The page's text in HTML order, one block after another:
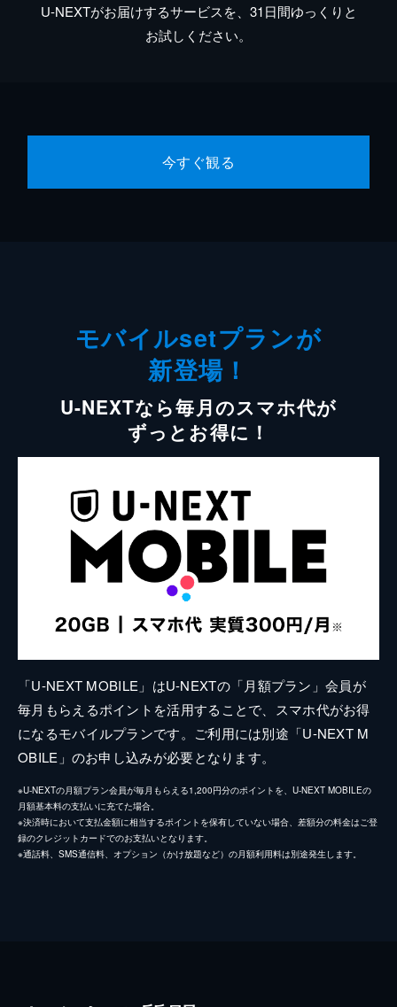
U-NEXTがお届けするサービスを、31日間ゆっくりと
お試しください。
今すぐ観る
モバイルsetプランが
新登場！
U-NEXTなら毎月のスマホ代が
ずっとお得に！
「U-NEXT MOBILE」はU-NEXTの「月額プラン」会員が
毎月もらえるポイントを活用することで、スマホ代がお得
になるモバイルプランです。ご利用には別途「U-NEXT M
OBILE」のお申し込みが必要となります。
※U-NEXTの月額プラン会員が毎月もらえる1,200円分のポイントを、U-NEXT MOBILEの
月額基本料の支払いに充てた場合。
※決済時において支払金額に相当するポイントを保有していない場合、差額分の料金はご登
録のクレジットカードでのお支払いとなります。
※通話料、SMS通信料、オプション（かけ放題など）の月額利用料は別途発生します。